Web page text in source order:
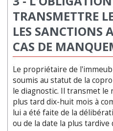
TRANSMETTRE
LES SANCTIONS
CAS DE
Le propriétaire de
soumis au statut de la
le diagnostic. Il transmet le
plus tard dix-huit mois à
lui a été faite de la
ou de la date la plus tardive